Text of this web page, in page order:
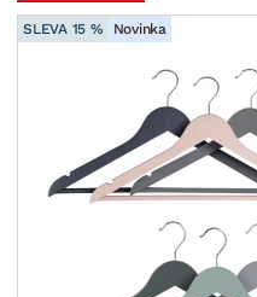
SLEVA 15 % Novinka